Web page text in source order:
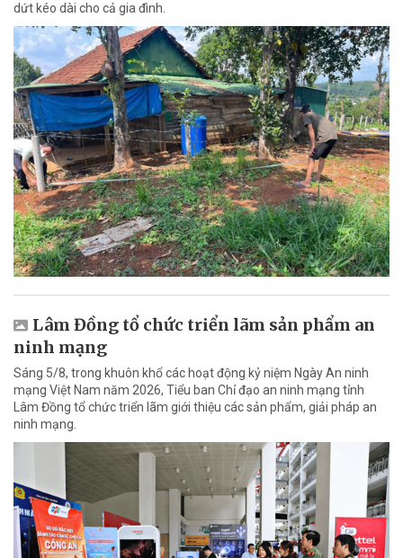
dứt kéo dài cho cả gia đình.
Lâm Đồng tổ chức triển lãm sản phẩm an
ninh mạng
Sáng 5/8, trong khuôn khổ các hoạt động kỷ niệm Ngày An ninh
mạng Việt Nam năm 2026, Tiểu ban Chỉ đạo an ninh mạng tỉnh
Lâm Đồng tổ chức triển lãm giới thiệu các sản phẩm, giải pháp an
ninh mạng.